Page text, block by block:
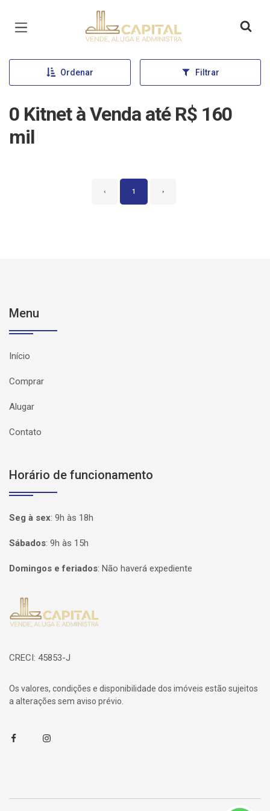
Página inicial
Ordenar Filtrar
0 Kitnet à Venda até R$ 160
mil
‹ 1 ›
Menu
Início
Comprar
Alugar
Contato
Horário de funcionamento
Seg à sex: 9h às 18h
Sábados: 9h às 15h
Domingos e feriados: Não haverá expediente
Página inicial
CRECI: 45853-J
Os valores, condições e disponibilidade dos imóveis estão sujeitos
a alterações sem aviso prévio.
FacebookInstagram